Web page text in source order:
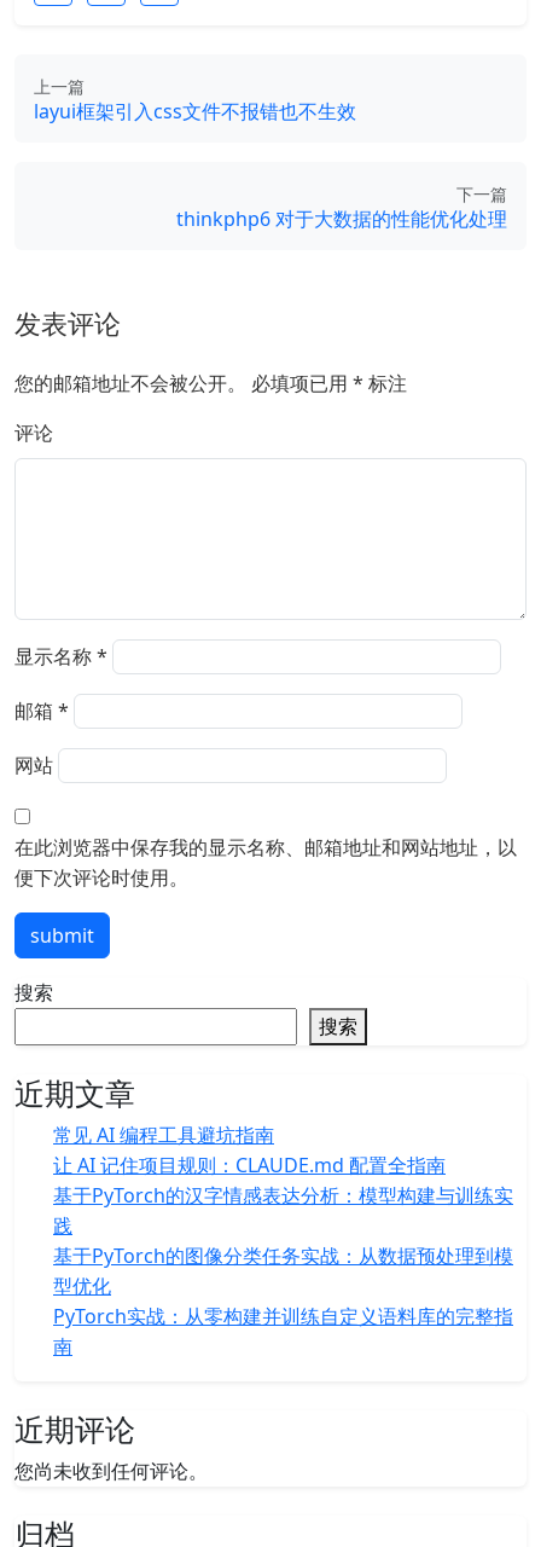
上一篇
layui框架引入css文件不报错也不生效
下一篇
thinkphp6 对于大数据的性能优化处理
发表评论
您的邮箱地址不会被公开。 必填项已用 * 标注
评论
显示名称*
邮箱 *
网站
在此浏览器中保存我的显示名称、邮箱地址和网站地址，以
便下次评论时使用。
submit
搜索
搜索
近期文章
常见 AI 编程工具避坑指南
让 AI 记住项目规则：CLAUDE.md 配置全指南
基于PyTorch的汉字情感表达分析：模型构建与训练实
践
基于PyTorch的图像分类任务实战：从数据预处理到模
型优化
PyTorch实战：从零构建并训练自定义语料库的完整指
南
近期评论
您尚未收到任何评论。
归档